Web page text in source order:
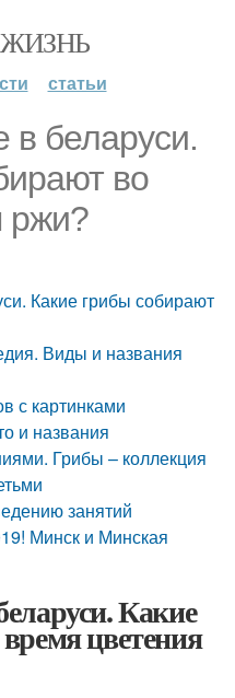
статьи
в беларуси.
во
ржи?
Какие грибы собирают
Виды и названия
с картинками
и названия
Грибы – коллекция
занятий
Минск и Минская
Какие
цветения